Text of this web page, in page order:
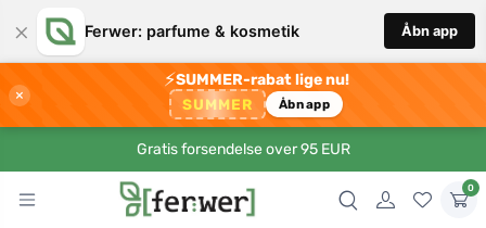
× Ferwer: parfume & kosmetik Åbn app
×
⚡SUMMER-rabat lige nu!
SUMMER Åbn app
Gratis forsendelse over 95 EUR
0